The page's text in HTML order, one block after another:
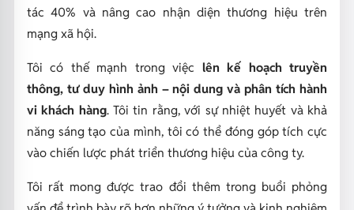
tác 40% và nâng cao nhận diện thương hiệu trên
mạng xã hội.
Tôi có thế mạnh trong việc lên kế hoạch truyền
thông, tư duy hình ảnh – nội dung và phân tích hành
vi khách hàng. Tôi tin rằng, với sự nhiệt huyết và khả
năng sáng tạo của mình, tôi có thể đóng góp tích cực
vào chiến lược phát triển thương hiệu của công ty.
Tôi rất mong được trao đổi thêm trong buổi phỏng